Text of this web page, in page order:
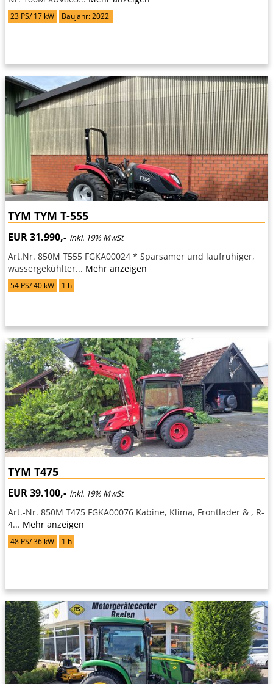
23 PS/ 17 kW Baujahr: 2022
TYM TYM T-555
EUR 31.990,- inkl. 19% MwSt
Art.Nr. 850M T555 FGKA00024 * Sparsamer und laufruhiger,
wassergekühlter... Mehr anzeigen
54 PS/ 40 kW 1 h
TYM T475
EUR 39.100,- inkl. 19% MwSt
Art.-Nr. 850M T475 FGKA00076 Kabine, Klima, Frontlader & , R-
4... Mehr anzeigen
48 PS/ 36 kW 1 h